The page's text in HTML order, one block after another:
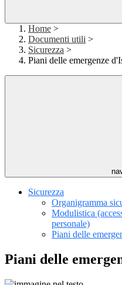
Home >
Documenti utili >
Sicurezza >
Piani delle emergenze
Sicurezza
Organigramma
Modulistica
personale)
Piani delle
Piani delle